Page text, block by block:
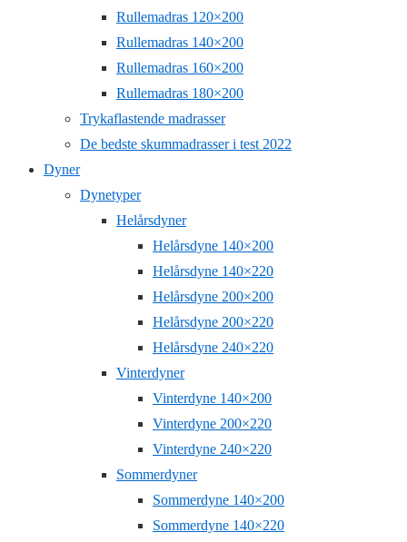
Rullemadras 120×200
Rullemadras 140×200
Rullemadras 160×200
Rullemadras 180×200
Trykaflastende madrasser
De bedste skummadrasser i test 2022
Dyner
Dynetyper
Helårsdyner
Helårsdyne 140×200
Helårsdyne 140×220
Helårsdyne 200×200
Helårsdyne 200×220
Helårsdyne 240×220
Vinterdyner
Vinterdyne 140×200
Vinterdyne 200×220
Vinterdyne 240×220
Sommerdyner
Sommerdyne 140×200
Sommerdyne 140×220